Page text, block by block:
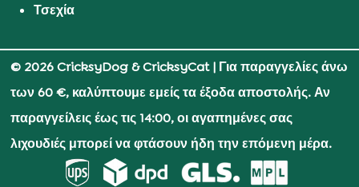
Τσεχία
© 2026 CricksyDog & CricksyCat| Για παραγγελίες άνω
των 60 €, καλύπτουμε εμείς τα έξοδα αποστολής. Αν
παραγγείλεις έως τις 14:00, οι αγαπημένες σας
λιχουδιές μπορεί να φτάσουν ήδη την επόμενη μέρα.